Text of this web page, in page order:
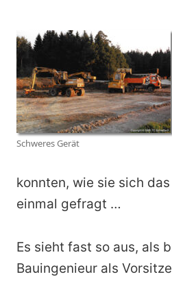
Schweres Gerät
konnten, wie sie sich
einmal gefragt …
Es sieht fast so aus, als
Bauingenieur als